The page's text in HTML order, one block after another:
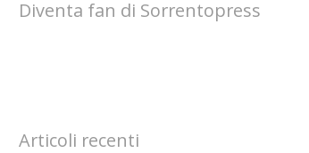
Diventa fan di Sorrentopress
Articoli recenti